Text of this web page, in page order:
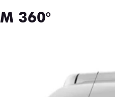
360°